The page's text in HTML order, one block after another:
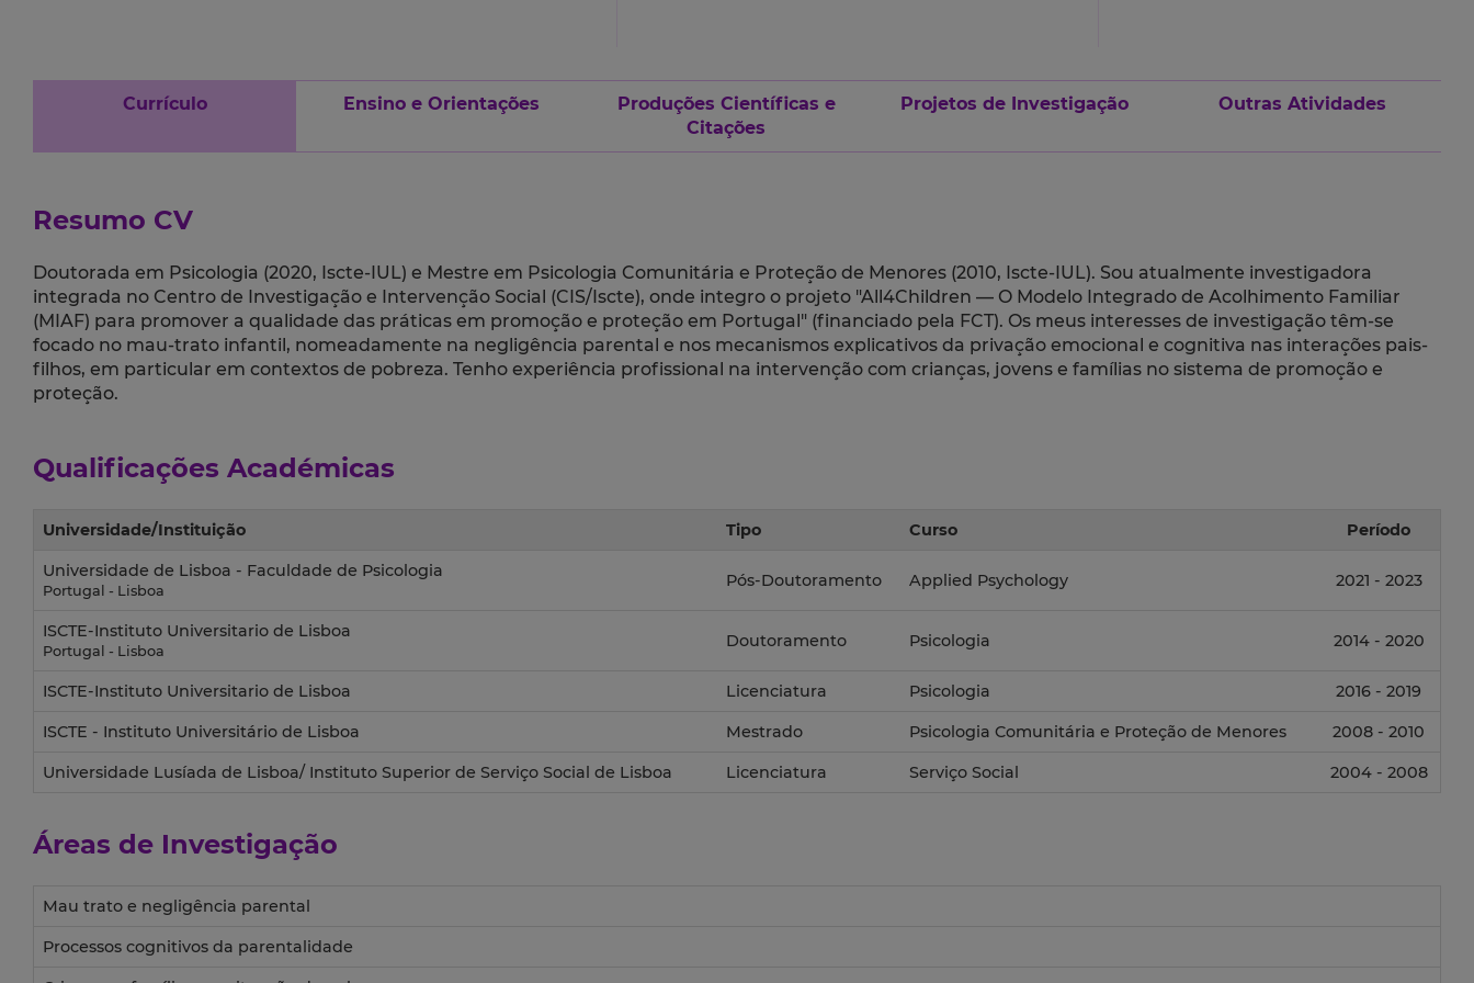
Currículo Ensino e Orientações
Produções Científicas e
Citações
Projetos de Investigação Outras Atividades
Resumo CV
Doutorada em Psicologia (2020, Iscte-IUL) e Mestre em Psicologia Comunitária e Proteção de Menores (2010, Iscte-IUL). Sou atualmente investigadora
integrada no Centro de Investigação e Intervenção Social (CIS/Iscte), onde integro o projeto "All4Children — O Modelo Integrado de Acolhimento Familiar
(MIAF) para promover a qualidade das práticas em promoção e proteção em Portugal" (financiado pela FCT). Os meus interesses de investigação têm-se
focado no mau-trato infantil, nomeadamente na negligência parental e nos mecanismos explicativos da privação emocional e cognitiva nas interações pais-
filhos, em particular em contextos de pobreza. Tenho experiência profissional na intervenção com crianças, jovens e famílias no sistema de promoção e
proteção.
Qualificações Académicas
Universidade/Instituição Tipo Curso Período
Universidade de Lisboa - Faculdade de Psicologia
Portugal - Lisboa
Pós-Doutoramento Applied Psychology 2021 - 2023
ISCTE-Instituto Universitario de Lisboa
Portugal - Lisboa
Doutoramento Psicologia 2014 - 2020
ISCTE-Instituto Universitario de Lisboa Licenciatura Psicologia 2016 - 2019
ISCTE - Instituto Universitário de Lisboa Mestrado Psicologia Comunitária e Proteção de Menores 2008 - 2010
Universidade Lusíada de Lisboa/ Instituto Superior de Serviço Social de Lisboa Licenciatura Serviço Social 2004 - 2008
Áreas de Investigação
Mau trato e negligência parental
Processos cognitivos da parentalidade